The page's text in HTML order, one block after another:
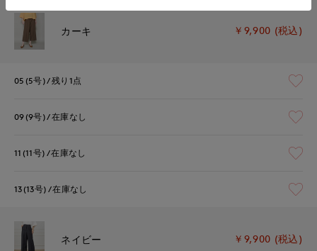
カーキ ￥9,900 (税込)
05(5号) 残り1点
09(9号) 在庫なし
11(11号) 在庫なし
13(13号) 在庫なし
ネイビー ￥9,900 (税込)